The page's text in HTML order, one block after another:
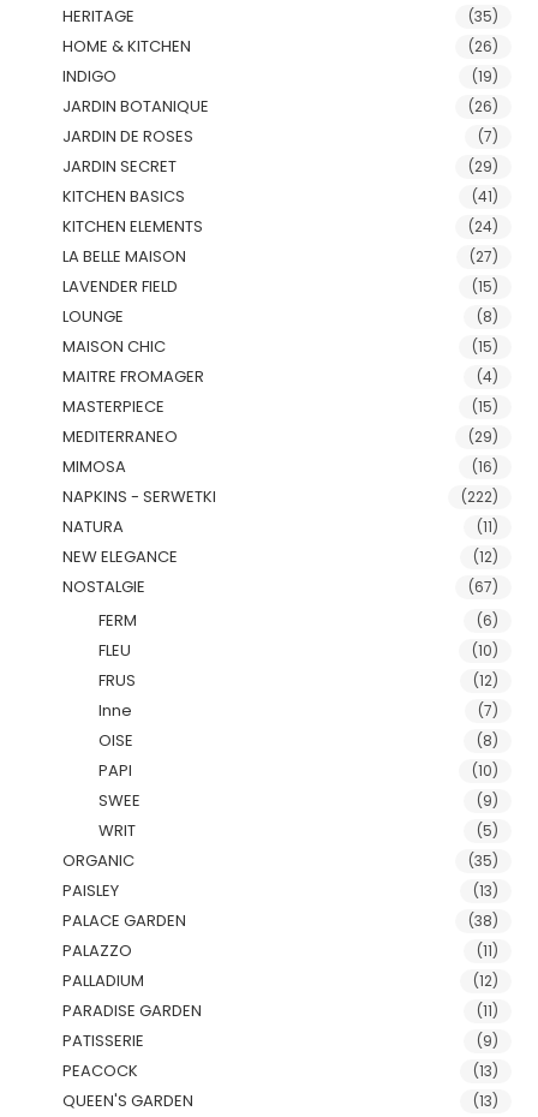
HERITAGE (35)
HOME & KITCHEN (26)
INDIGO (19)
JARDIN BOTANIQUE (26)
JARDIN DE ROSES (7)
JARDIN SECRET (29)
KITCHEN BASICS (41)
KITCHEN ELEMENTS (24)
LA BELLE MAISON (27)
LAVENDER FIELD (15)
LOUNGE (8)
MAISON CHIC (15)
MAITRE FROMAGER (4)
MASTERPIECE (15)
MEDITERRANEO (29)
MIMOSA (16)
NAPKINS - SERWETKI (222)
NATURA (11)
NEW ELEGANCE (12)
NOSTALGIE (67)
FERM (6)
FLEU (10)
FRUS (12)
Inne (7)
OISE (8)
PAPI (10)
SWEE (9)
WRIT (5)
ORGANIC (35)
PAISLEY (13)
PALACE GARDEN (38)
PALAZZO (11)
PALLADIUM (12)
PARADISE GARDEN (11)
PATISSERIE (9)
PEACOCK (13)
QUEEN'S GARDEN (13)